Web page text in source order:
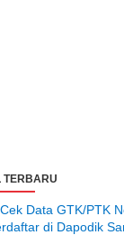
TERBARU
Data GTK/PTK
di Dapodik